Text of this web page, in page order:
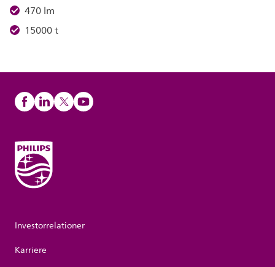
470 lm
15000 t
Investorrelationer
Karriere